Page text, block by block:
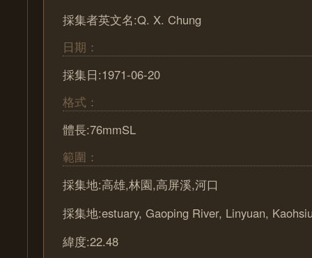
採集者英文名:Q. X. Chung
日期：
採集日:1971-06-20
格式：
體長:76mmSL
範圍：
採集地:高雄,林園,高屏溪,河口
採集地:estuary, Gaoping River, Linyuan,
緯度:22.48